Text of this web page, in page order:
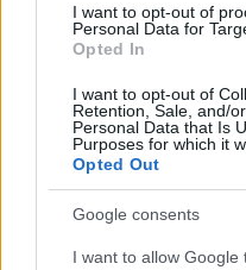
I want to opt-out of
Personal Data for
Opted In
I want to opt-out of
Retention, Sale, and/
Personal Data that Is
Purposes for which it
Opted Out
Google consents
I want to allow Google
önmagad... A
szerzőjének új könyve,